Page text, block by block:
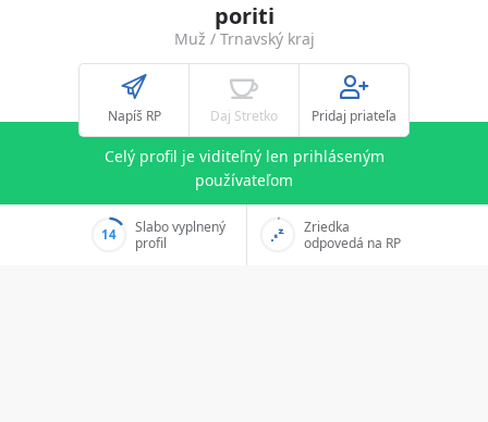
poriti
Muž / Trnavský kraj
Napíš RP Daj Stretko Pridaj priateľa
Celý profil je viditeľný len prihláseným
používateľom
14
Slabo vyplnený
profil
Zriedka
odpovedá na RP